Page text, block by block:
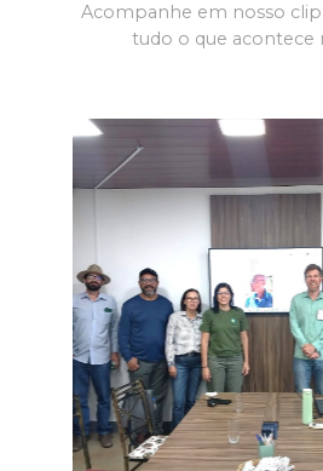
Acompanhe em nosso
tudo o que acontece